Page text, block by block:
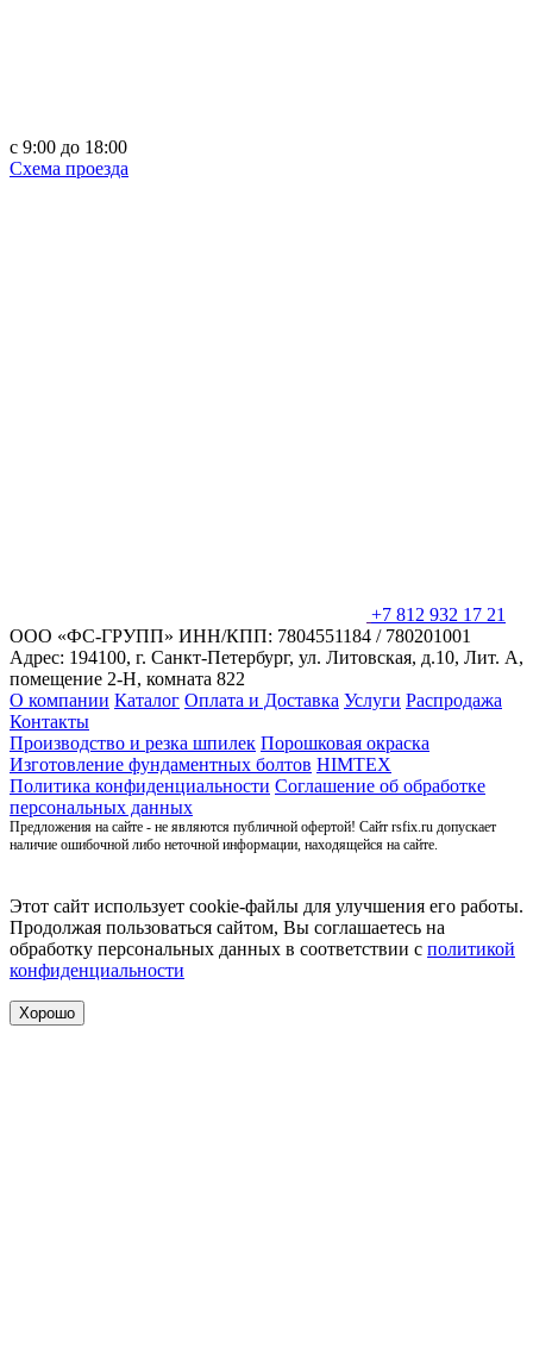
c 9:00 до 18:00
Схема проезда
+7 812 932 17 21
ООО «ФС-ГРУПП» ИНН/КПП: 7804551184 / 780201001
Адрес: 194100, г. Санкт-Петербург, ул. Литовская, д.10, Лит. А,
помещение 2-Н, комната 822
О компании Каталог Оплата и Доставка Услуги Распродажа
Контакты
Производство и резка шпилек Порошковая окраска
Изготовление фундаментных болтов HIMTEX
Политика конфиденциальности Соглашение об обработке
персональных данных
Предложения на сайте - не являются публичной офертой! Сайт rsfix.ru допускает
наличие ошибочной либо неточной информации, находящейся на сайте.
Этот сайт использует cookie-файлы для улучшения его работы.
Продолжая пользоваться сайтом, Вы соглашаетесь на
обработку персональных данных в соответствии с политикой
конфиденциальности
Хорошо